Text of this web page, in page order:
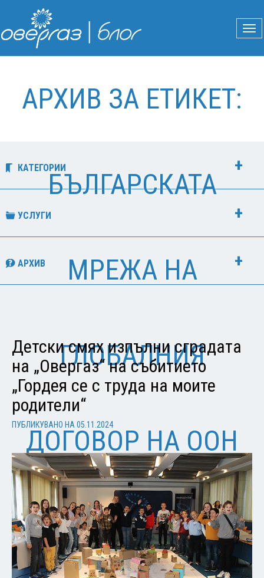
АРХИВ ЗА ЕТИКЕТ:
БЪЛГАРСКАТА
МРЕЖА НА
ГЛОБАЛНИЯ
ДОГОВОР НА ООН
КАТЕГОРИИ
УСЛУГИ
АРХИВ
Детски смях изпълни сградата
на „Овергаз“ на събитието
„Гордея се с труда на моите
родители“
ПУБЛИКУВАНО НА 05.11.2024